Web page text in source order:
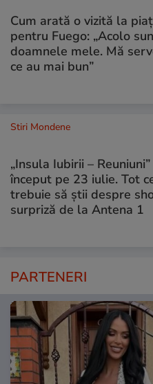
Cum arată o vizită la
pentru Fuego: „Acolo
doamnele mele. Mă
ce au mai bun”
Stiri Mondene
„Insula Iubirii – Reuniuni”
început pe 23 iulie. Tot
trebuie să știi despre
surpriză de la Antena 1
PARTENERI